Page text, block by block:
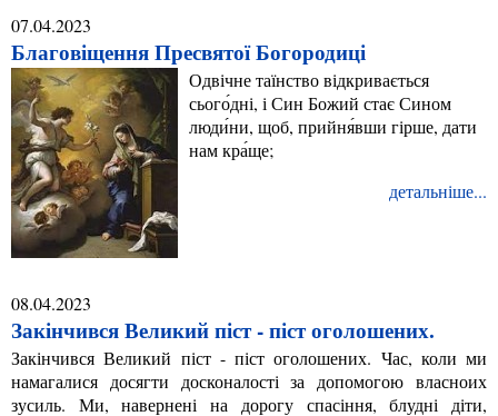
07.04.2023
Благовіщення Пресвятої Богородиці
Одвічне таїнство відкривається
сього́дні, і Син Божий стає Сином
люди́ни, щоб, прийня́вши гірше, дати
нам кра́ще;
детальніше...
08.04.2023
Закінчився Великий піст - піст оголошених.
Закінчився Великий піст - піст оголошених. Час, коли ми
намагалися досягти досконалості за допомогою власноих
зусиль. Ми, навернені на дорогу спасіння, блудні діти,